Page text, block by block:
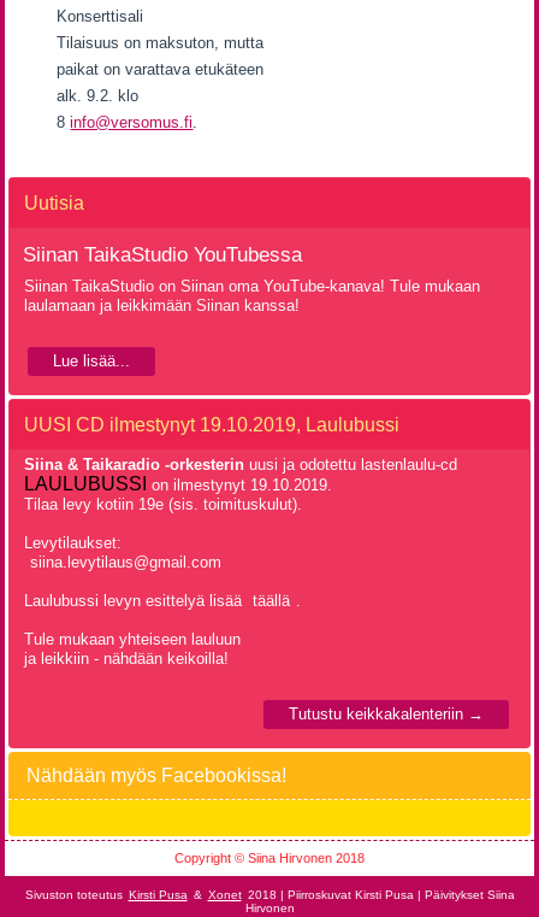
Konserttisali
Tilaisuus on maksuton, mutta
paikat on varattava etukäteen
alk. 9.2. klo
8info@versomus.fi
Uutisia
Siinan TaikaStudio YouTubessa
Siinan TaikaStudio on Siinan oma YouTube-kanava! Tule mukaan
laulamaan ja leikkimään Siinan kanssa!
Lue lisää...
UUSI CD ilmestynyt 19.10.2019, Laulubussi
Siina & Taikaradio -orkesterinuusi ja odotettu lastenlaulu-cd
LAULUBUSSI on ilmestynyt 19.10.2019.
Tilaa levy kotiin 19e (sis. toimituskulut).
Levytilaukset:
siina.levytilaus@gmail.com
Laulubussi levyn esittelyä lisää täällä
Tule mukaan yhteiseen lauluun
ja leikkiin - nähdään keikoilla!
Tutustu keikkakalenteriin →
Nähdään myös Facebookissa!
Copyright © Siina Hirvonen 2018
Sivuston toteutus Kirsti Pusa & Xonet 2018 | Piirroskuvat Kirsti Pusa | Päivitykset Siina
Hirvonen